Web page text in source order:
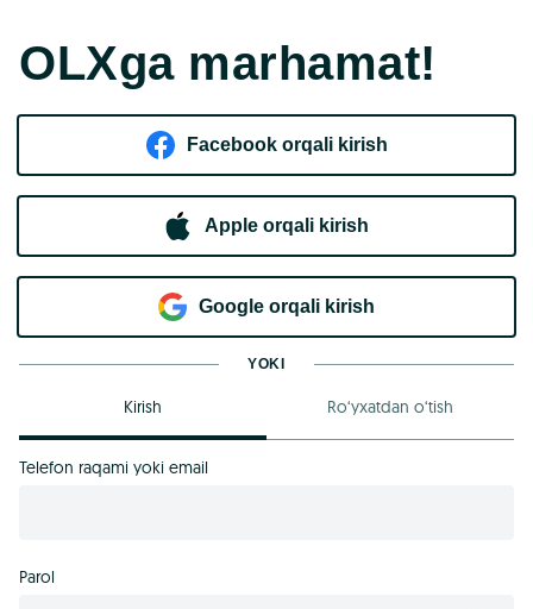
OLXga marhamat!
Facebook orqali kirish​
Apple orqali kirish
Goo​g​le orqali kirish
YOKI
Kirish Ro‘yxatdan o‘tish
Telefon raqami yoki email
Parol